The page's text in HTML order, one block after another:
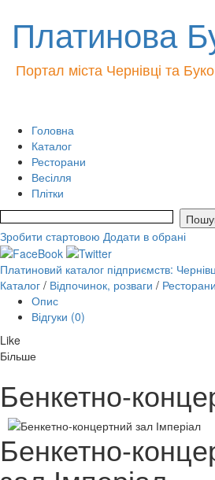
Платинова
Портал міста Чернівці та
Головна
Каталог
Ресторани
Весілля
Плітки
Зробити стартовою Додати в обрані
Платиновий каталог підприємств:
Каталог / Відпочинок, розваги /
Опис
Відгуки (0)
Like
Більше
Бенкетно-
Бенкетно-